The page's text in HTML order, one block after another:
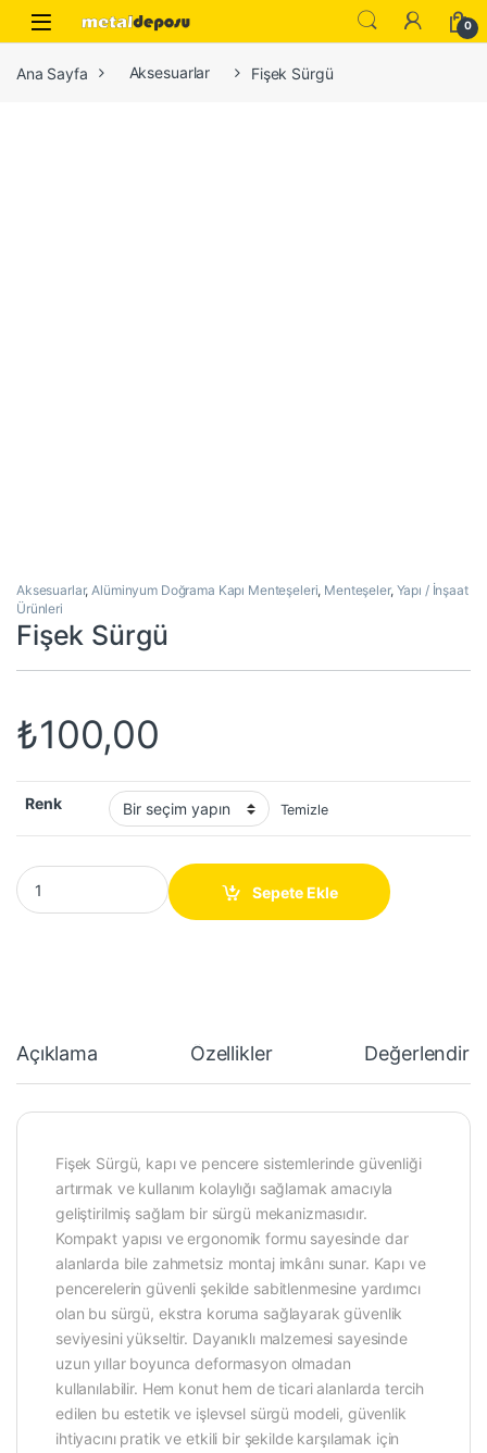
Skip to navigation
Skip to content
0
Ana Sayfa Aksesuarlar Fişek Sürgü
Aksesuarlar,Alüminyum Doğrama Kapı Menteşeleri, Menteşeler, Yapı / İnşaat
Ürünleri
Fişek Sürgü
₺100,00
Renk Temizle
Fişek Sürgü quantity
Sepete Ekle
Açıklama Özellikler
Fişek Sürgü, kapı ve pencere sistemlerinde güvenliği
artırmak ve kullanım kolaylığı sağlamak amacıyla
geliştirilmiş sağlam bir sürgü mekanizmasıdır.
Kompakt yapısı ve ergonomik formu sayesinde dar
alanlarda bile zahmetsiz montaj imkânı sunar. Kapı ve
pencerelerin güvenli şekilde sabitlenmesine yardımcı
olan bu sürgü, ekstra koruma sağlayarak güvenlik
seviyesini yükseltir. Dayanıklı malzemesi sayesinde
uzun yıllar boyunca deformasyon olmadan
kullanılabilir. Hem konut hem de ticari alanlarda tercih
edilen bu estetik ve işlevsel sürgü modeli, güvenlik
ihtiyacını pratik ve etkili bir şekilde karşılamak için